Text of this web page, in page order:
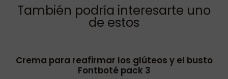
También podría interesarte uno
de estos
Crema para reafirmar los glúteos y el busto
Fontboté pack 3